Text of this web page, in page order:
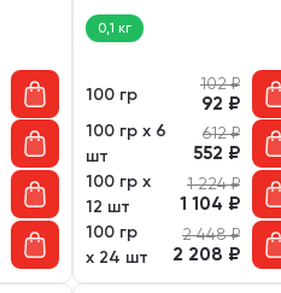
гр)0,1 кг
100 гр
102₽
92 ₽
100 гр х 6
шт
612₽
552 ₽
100 гр х
12 шт
1 224₽
1 104 ₽
100 гр
х 24 шт
2 448₽
2 208 ₽